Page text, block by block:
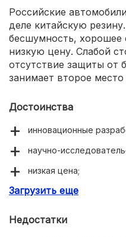
Российские
деле китайскую
бесшумность, хорошее
низкую цену. Слабой
отсутствие защиты от
занимает второе место
Достоинства
инновационные
научно-
низкая цена;
богатый ассортимент.
Загрузить еще
Недостатки